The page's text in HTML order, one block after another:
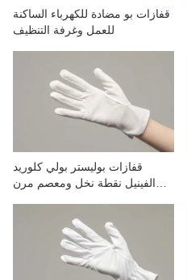
قفازات بو مضادة للكهرباء الساكنة
للعمل وغرفة التنظيف
قفازات بوليستر بولي كلوريد
الفينيل نقطة نخل ومعصم مرن